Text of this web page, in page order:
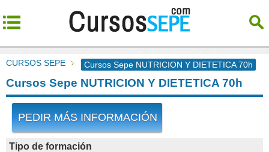
CURSOS SEPE Cursos Sepe NUTRICION Y DIETETICA 70h
Cursos Sepe NUTRICION Y DIETETICA 70h
PEDIR MÁS INFORMACIÓN
Tipo de formación